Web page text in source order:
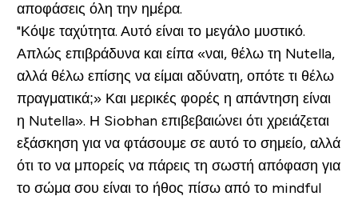
αποφάσεις όλη την ημέρα.
"Κόψε ταχύτητα. Αυτό είναι το μεγάλο μυστικό.
Απλώς επιβράδυνα και είπα «ναι, θέλω τη Nutella,
αλλά θέλω επίσης να είμαι αδύνατη, οπότε τι θέλω
πραγματικά;» Και μερικές φορές η απάντηση είναι
η Nutella». Η Siobhan επιβεβαιώνει ότι χρειάζεται
εξάσκηση για να φτάσουμε σε αυτό το σημείο, αλλά
ότι το να μπορείς να πάρεις τη σωστή απόφαση για
το σώμα σου είναι το ήθος πίσω από το mindful